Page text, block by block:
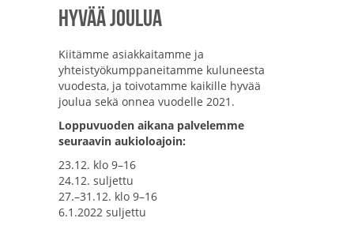
Hyvää joulua
Kiitämme asiakkaitamme ja
yhteistyökumppaneitamme kuluneesta
vuodesta, ja toivotamme kaikille hyvää
joulua sekä onnea vuodelle 2021.
Loppuvuoden aikana palvelemme
seuraavin aukioloajoin:
23.12. klo 9–16
24.12. suljettu
27.–31.12. klo 9–16
6.1.2022 suljettu